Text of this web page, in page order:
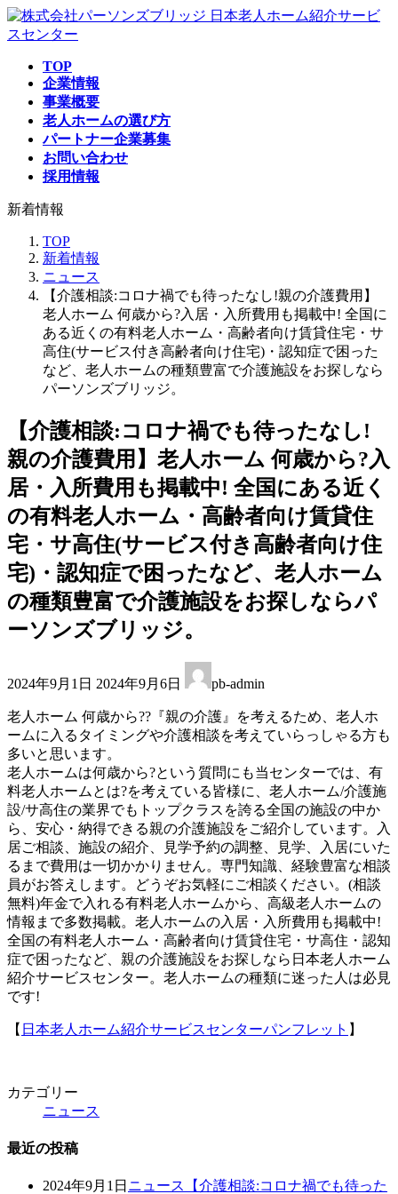
コ
ン
ナ
ビ
日本老人ホーム紹介サービ
スセンター
TOP
企業情報
事業概要
老人ホームの選び方
パートナー企業募集
お問い合わせ
採用情報
新着情報
TOP
新着情報
ニュース
【介護相談:コロナ禍でも待ったなし!親の介護費用】
老人ホーム 何歳から?入居・入所費用も掲載中! 全国に
ある近くの有料老人ホーム・高齢者向け賃貸住宅・サ
高住(サービス付き高齢者向け住宅)・認知症で困った
など、老人ホームの種類豊富で介護施設をお探しなら
パーソンズブリッジ。
【介護相談:コロナ禍でも待ったなし!
親の介護費用】老人ホーム 何歳から?入
居・入所費用も掲載中! 全国にある近く
の有料老人ホーム・高齢者向け賃貸住
宅・サ高住(サービス付き高齢者向け住
宅)・認知症で困ったなど、老人ホーム
の種類豊富で介護施設をお探しならパ
ーソンズブリッジ。
2024年9月1日 終
更
新
日
時
:
2024年9月6日 pb-admin
老人ホーム 何歳から??『親の介護』を考えるため、老人ホ
ームに入るタイミングや介護相談を考えていらっしゃる方も
多いと思います。
老人ホームは何歳から?という質問にも当センターでは、有
料老人ホームとは?を考えている皆様に、老人ホーム/介護施
設/サ高住の業界でもトップクラスを誇る全国の施設の中か
ら、安心・納得できる親の介護施設をご紹介しています。入
居ご相談、施設の紹介、見学予約の調整、見学、入居にいた
るまで費用は一切かかりません。専門知識、経験豊富な相談
員がお答えします。どうぞお気軽にご相談ください。(相談
無料)年金で入れる有料老人ホームから、高級老人ホームの
情報まで多数掲載。老人ホームの入居・入所費用も掲載中!
全国の有料老人ホーム・高齢者向け賃貸住宅・サ高住・認知
症で困ったなど、親の介護施設をお探しなら日本老人ホーム
紹介サービスセンター。老人ホームの種類に迷った人は必見
です!
【 日本老人ホーム紹介サービスセンターパンフレット 】
カテゴリー
ニュース
最近の投稿
2024年9月1日 ニュース 【介護相談:コロナ禍でも待った